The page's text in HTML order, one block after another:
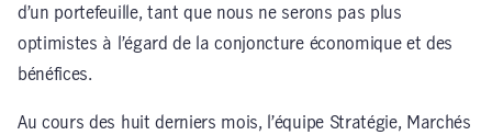
d’un portefeuille, tant que nous ne serons pas plus
optimistes à l’égard de la conjoncture économique et des
bénéfices.
Au cours des huit derniers mois, l’équipe Stratégie, Marchés